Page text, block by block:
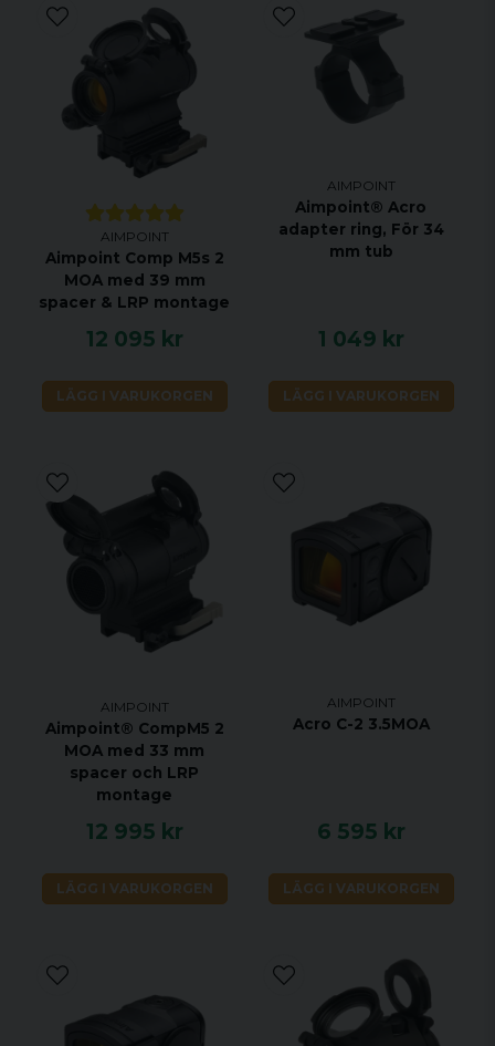
AIMPOINT
Aimpoint Comp M5s 2
MOA med 39 mm
spacer & LRP montage
12 095 kr
LÄGG I VARUKORGEN
AIMPOINT
Aimpoint® Acro
adapter ring, För 34
mm tub
1 049 kr
LÄGG I VARUKORGEN
AIMPOINT
Aimpoint® CompM5 2
MOA med 33 mm
spacer och LRP
montage
12 995 kr
LÄGG I VARUKORGEN
AIMPOINT
Acro C-2 3.5MOA
6 595 kr
LÄGG I VARUKORGEN